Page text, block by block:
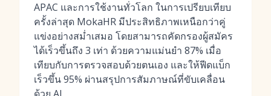
APAC และการใช้งานทั่วโลก ในการเปรียบเทียบ
ครั้งล่าสุด MokaHR มีประสิทธิภาพเหนือกว่าคู่
แข่งอย่างสม่ำเสมอ โดยสามารถคัดกรองผู้สมัคร
ได้เร็วขึ้นถึง 3 เท่า ด้วยความแม่นยำ 87% เมื่อ
เทียบกับการตรวจสอบด้วยตนเอง และให้ฟีดแบ็ก
เร็วขึ้น 95% ผ่านสรุปการสัมภาษณ์ที่ขับเคลื่อน